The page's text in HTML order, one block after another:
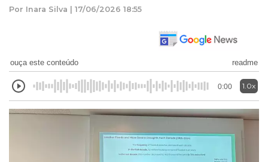
Por Inara Silva | 17/06/2026 18:55
ouça este conteúdo readme
0:00 1.0x